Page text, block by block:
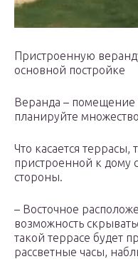
Пристроенную
основной постройке
Веранда – помещение
планируйте
Что касается
пристроенной к дому
стороны.
– Восточное
возможность
такой террасе будет
рассветные часы,